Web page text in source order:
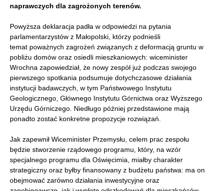
naprawczych dla zagrożonych terenów.
Powyższa deklaracja padła w odpowiedzi na pytania
parlamentarzystów z Małopolski, którzy podnieśli
temat poważnych zagrożeń związanych z deformacją gruntu w
pobliżu domów oraz osiedli mieszkaniowych: wiceminister
Wrochna zapowiedział, że nowy zespół już podczas swojego
pierwszego spotkania podsumuje dotychczasowe działania
instytucji badawczych, w tym Państwowego Instytutu
Geologicznego, Głównego Instytutu Górnictwa oraz Wyższego
Urzędu Górniczego. Niedługo później przedstawione mają
ponadto zostać konkretne propozycje rozwiązań.
Jak zapewnił Wiceminister Przemysłu, celem prac zespołu
będzie stworzenie rządowego programu, który, na wzór
specjalnego programu dla Oświęcimia, miałby charakter
strategiczny oraz byłby finansowany z budżetu państwa: ma on
obejmować zarówno działania inwestycyjne oraz